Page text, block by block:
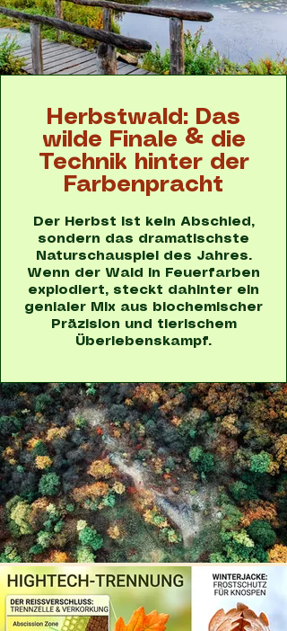
Herbstwald: Das
wilde Finale & die
Technik hinter der
Farbenpracht
Der Herbst ist kein Abschied,
sondern das dramatischste
Naturschauspiel des Jahres.
Wenn der Wald in Feuerfarben
explodiert, steckt dahinter ein
genialer Mix aus biochemischer
Präzision und tierischem
Überlebenskampf.